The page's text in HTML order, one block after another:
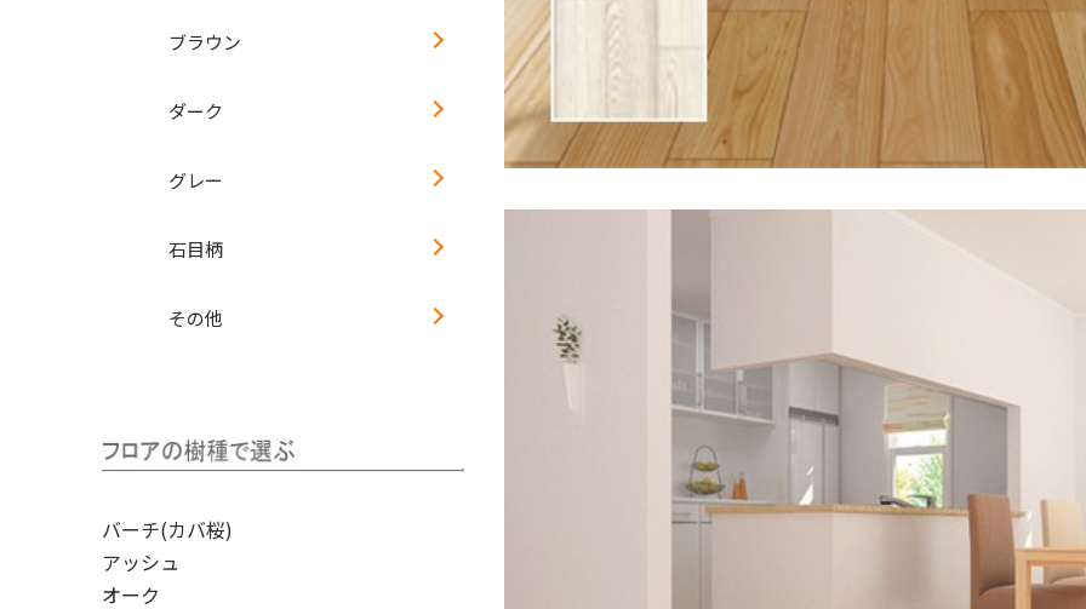
ブラウン
ダーク
グレー
石目柄
その他
バーチ(カバ桜)
アッシュ
オーク